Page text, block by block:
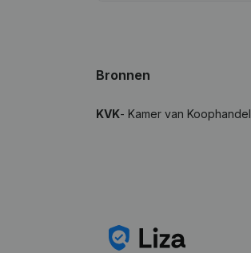
Bronnen
KVK- Kamer van Koophandel